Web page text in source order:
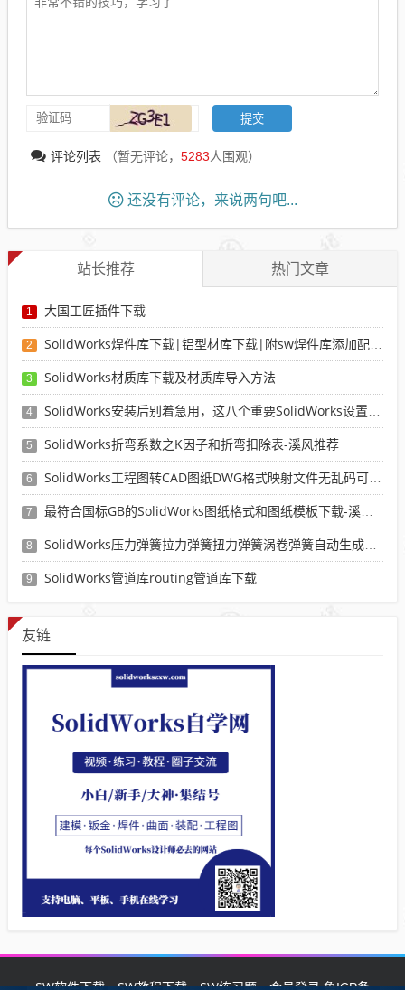
评论列表 （暂无评论， 5283人围观）
还没有评论，来说两句吧...
站长推荐 热门文章
1 大国工匠插件下载
2 SolidWorks焊件库下载|铝型材库下载|附sw焊件库添加配置使用教程
3 SolidWorks材质库下载及材质库导入方法
4 SolidWorks安装后别着急用，这八个重要SolidWorks设置可以提高你的画图效率
5 SolidWorks折弯系数之K因子和折弯扣除表-溪风推荐
6 SolidWorks工程图转CAD图纸DWG格式映射文件无乱码可分层-溪风亲测推荐
7 最符合国标GB的SolidWorks图纸格式和图纸模板下载-溪风专用版
8 SolidWorks压力弹簧拉力弹簧扭力弹簧涡卷弹簧自动生成宏程序下载
9 SolidWorks管道库routing管道库下载
友链